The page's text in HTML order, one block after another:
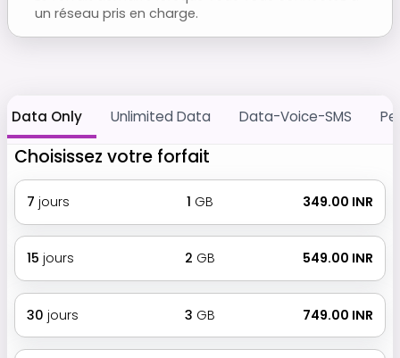
un réseau pris en charge.
Data Only Unlimited Data Data-Voice-SMS
Choisissez votre forfait
7 jours 1 GB ₹ 349.00 INR
15 jours 2 GB ₹ 549.00 INR
30 jours 3 GB ₹ 749.00 INR